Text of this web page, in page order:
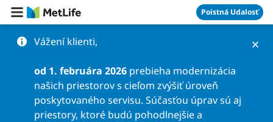
Preskočiť na obsah Poistná Udalosť
Vážení klienti,
od 1. februára 2026 prebieha modernizácia
našich priestorov s cieľom zvýšiť úroveň
poskytovaného servisu. Súčasťou úprav sú aj
priestory, ktoré budú pohodlnejšie a